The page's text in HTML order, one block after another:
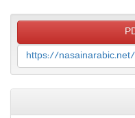
https://